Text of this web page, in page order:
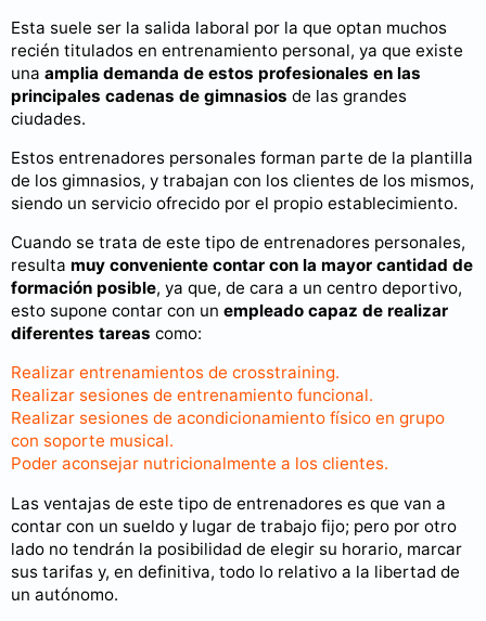
Esta suele ser la salida laboral por la que optan muchos
recién titulados en entrenamiento personal, ya que existe
una amplia demanda de estos profesionales en las
principales cadenas de gimnasios de las grandes
ciudades.
Estos entrenadores personales forman parte de la plantilla
de los gimnasios, y trabajan con los clientes de los mismos,
siendo un servicio ofrecido por el propio establecimiento.
Cuando se trata de este tipo de entrenadores personales,
resulta muy conveniente contar con la mayor cantidad de
formación posible, ya que, de cara a un centro deportivo,
esto supone contar con un empleado capaz de realizar
diferentes tareas como:
Realizar entrenamientos de crosstraining.
Realizar sesiones de entrenamiento funcional.
Realizar sesiones de acondicionamiento físico en grupo
con soporte musical.
Poder aconsejar nutricionalmente a los clientes.
Las ventajas de este tipo de entrenadores es que van a
contar con un sueldo y lugar de trabajo fijo; pero por otro
lado no tendrán la posibilidad de elegir su horario, marcar
sus tarifas y, en definitiva, todo lo relativo a la libertad de
un autónomo.